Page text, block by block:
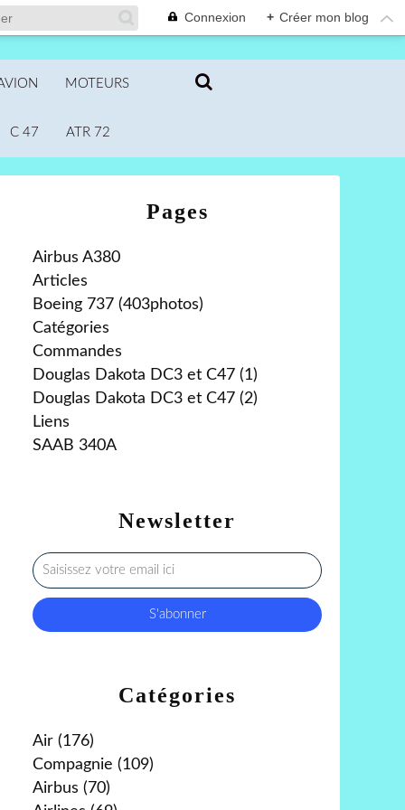
Connexion + Créer mon blog
MOTEURS
C 47 ATR 72
Newsletter
Catégories
Air (176)
Compagnie (109)
Airbus (70)
Pages
Airbus A380
Articles
Boeing 737 (403photos)
Catégories
Commandes
Douglas Dakota DC3 et C47 (1)
Douglas Dakota DC3 et C47 (2)
Liens
SAAB 340A